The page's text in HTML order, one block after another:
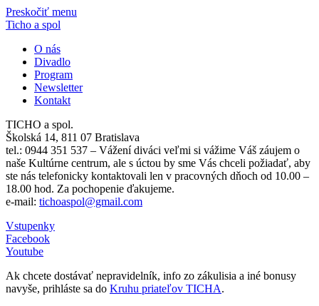
Preskočiť menu
Ticho a spol
O nás
Divadlo
Program
Newsletter
Kontakt
TICHO a spol.
Školská 14, 811 07 Bratislava
tel.: 0944 351 537 – Vážení diváci veľmi si vážime Váš záujem o
naše Kultúrne centrum, ale s úctou by sme Vás chceli požiadať, aby
ste nás telefonicky kontaktovali len v pracovných dňoch od 10.00 –
18.00 hod. Za pochopenie ďakujeme.
e-mail: tichoaspol@gmail.com
Vstupenky
Facebook
Youtube
Ak chcete dostávať nepravidelník, info zo zákulisia a iné bonusy
navyše, prihláste sa do Kruhu priateľov TICHA.